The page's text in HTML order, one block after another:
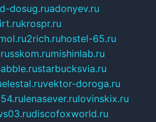
dosug.ruadonyev.ru
krospr.ru
2rich.ruhostel-65.ru
mishinlab.ru
starbucksvia.ru
elestal.ruvektor-doroga.ru
lenasever.rulovinskix.ru
discofoxworld.ru